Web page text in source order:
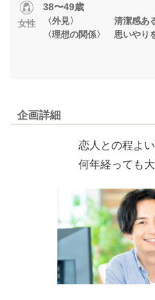
女性
38〜49歳
〈外見〉 清潔感ある
〈理想の関係〉 思いやり
企画詳細
恋人との程よ
何年経っても